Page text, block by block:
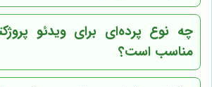
مناسب است؟